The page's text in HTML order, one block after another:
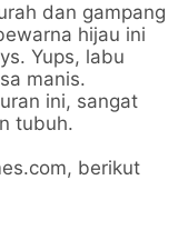
dan gampang
hijau ini
Yups, labu
manis.
ini, sangat
tubuh.
berikut